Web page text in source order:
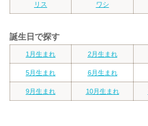
リス ワシ
誕生日で探す
1月生まれ 2月生まれ
5月生まれ 6月生まれ
9月生まれ 10月生まれ